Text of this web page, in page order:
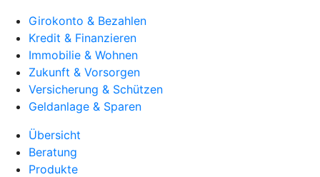
Girokonto & Bezahlen
Kredit & Finanzieren
Immobilie & Wohnen
Zukunft & Vorsorgen
Versicherung & Schützen
Geldanlage & Sparen
Übersicht
Beratung
Produkte